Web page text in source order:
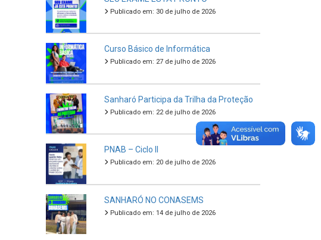
Publicado em: 30 de julho de 2026
Curso Básico de Informática
Publicado em: 27 de julho de 2026
Sanharó Participa da Trilha da Proteção
Publicado em: 22 de julho de 2026
PNAB – Ciclo II
Publicado em: 20 de julho de 2026
SANHARÓ NO CONASEMS
Publicado em: 14 de julho de 2026